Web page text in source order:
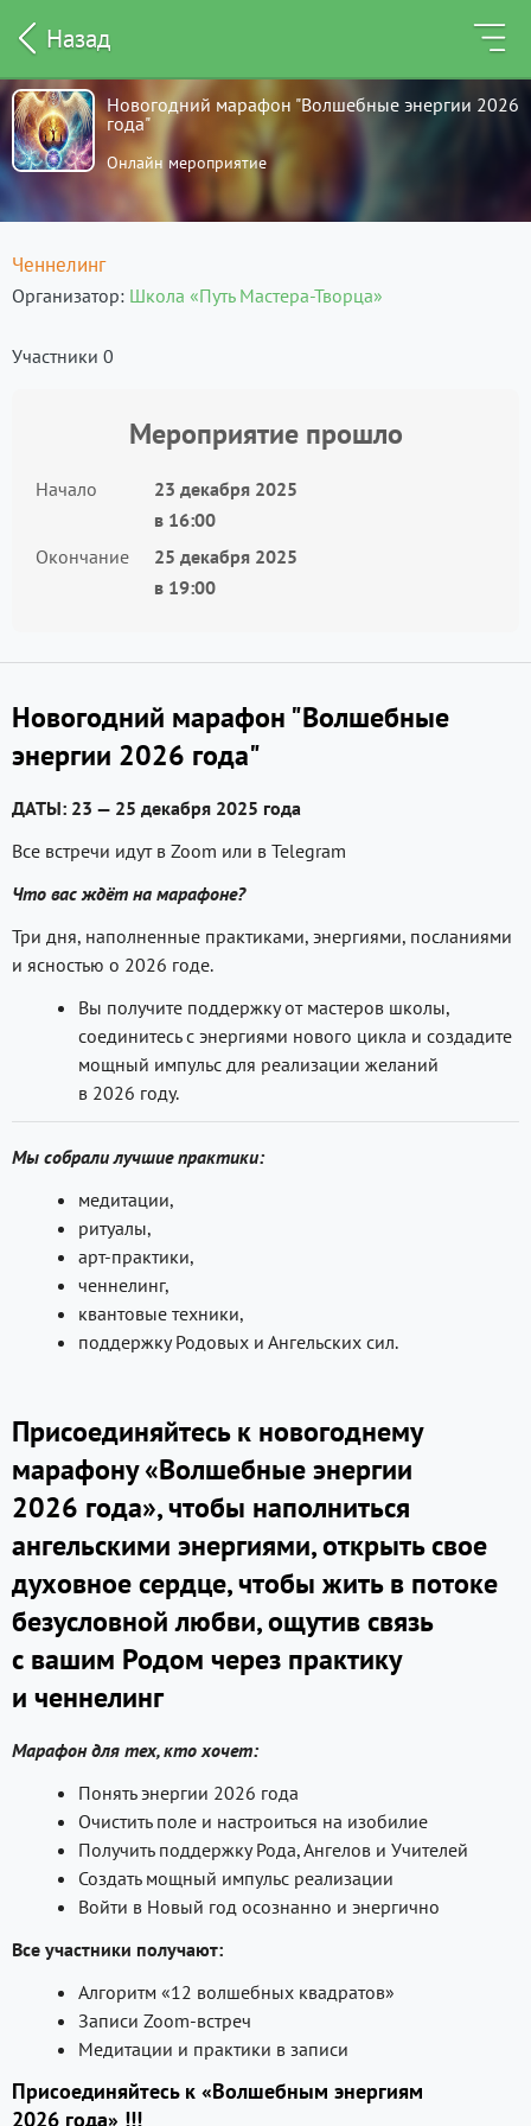
Назад
Новогодний марафон "Волшебные энергии 2026
года"
Онлайн мероприятие
Ченнелинг
Организатор Школа «Путь Мастера-Творца»
Участники 0
Мероприятие прошло
Начало
23 декабря 2025
в 16:00
Окончание
25 декабря 2025
в 19:00
Новогодний марафон "Волшебные
энергии 2026 года"
ДАТЫ: 23 — 25 декабря 2025 года
Все встречи идут в Zoom или в Telegram
Что вас ждёт на марафоне?
Три дня, наполненные практиками, энергиями, посланиями
и ясностью о 2026 годе.
Вы получите поддержку от мастеров школы,
соединитесь с энергиями нового цикла и создадите
мощный импульс для реализации желаний
в 2026 году.
Мы собрали лучшие практики:
медитации,
ритуалы,
арт-практики,
ченнелинг,
квантовые техники,
поддержку Родовых и Ангельских сил.
Присоединяйтесь к новогоднему
марафону «Волшебные энергии
2026 года», чтобы наполниться
ангельскими энергиями, открыть свое
духовное сердце, чтобы жить в потоке
безусловной любви, ощутив связь
с вашим Родом через практику
и ченнелинг
Марафон для тех, кто хочет:
Понять энергии 2026 года
Очистить поле и настроиться на изобилие
Получить поддержку Рода, Ангелов и Учителей
Создать мощный импульс реализации
Войти в Новый год осознанно и энергично
Все участники получают:
Алгоритм «12 волшебных квадратов»
Записи Zoom-встреч
Медитации и практики в записи
Присоединяйтесь к «Волшебным энергиям
2026 года» !!!